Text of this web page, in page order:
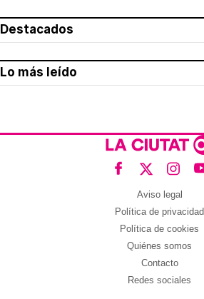
Destacados
Lo más leído
Aviso legal
Política de privacidad
Política de cookies
Quiénes somos
Contacto
Redes sociales